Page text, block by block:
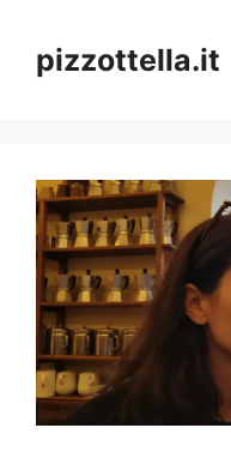
contenuto
pizzottella.it